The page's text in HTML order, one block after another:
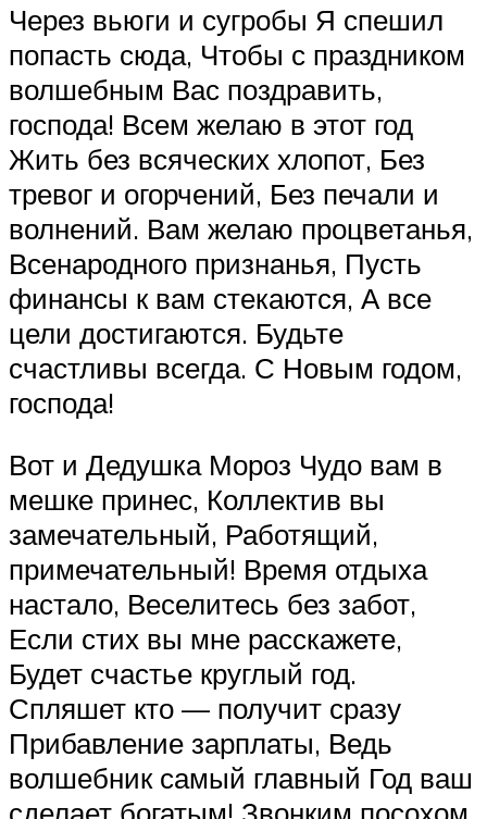
Через вьюги и сугробы Я спешил
попасть сюда, Чтобы с праздником
волшебным Вас поздравить,
господа! Всем желаю в этот год
Жить без всяческих хлопот, Без
тревог и огорчений, Без печали и
волнений. Вам желаю процветанья,
Всенародного признанья, Пусть
финансы к вам стекаются, А все
цели достигаются. Будьте
счастливы всегда. С Новым годом,
господа!
Вот и Дедушка Мороз Чудо вам в
мешке принес, Коллектив вы
замечательный, Работящий,
примечательный! Время отдыха
настало, Веселитесь без забот,
Если стих вы мне расскажете,
Будет счастье круглый год.
Спляшет кто — получит сразу
Прибавление зарплаты, Ведь
волшебник самый главный Год ваш